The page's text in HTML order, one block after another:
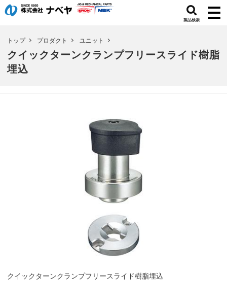
製品検索
トップ プロダクト ユニット
クイックターンクランプフリースライド樹脂
埋込
クイックターンクランプフリースライド樹脂埋込